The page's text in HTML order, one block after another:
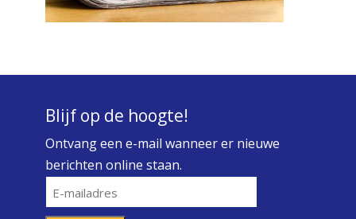
Blijf op de hoogte!
Ontvang een e-mail wanneer er nieuwe
berichten online staan.
E-
mailadres